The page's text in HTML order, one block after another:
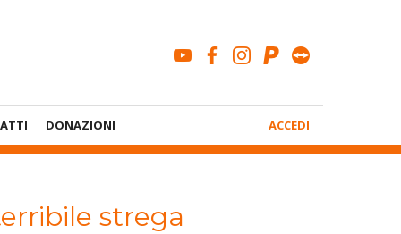
youtubefacebook
instagram
paypal
DONAZIONI
Account
ACCEDI
strega